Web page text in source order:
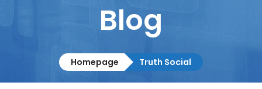
Columnistas
Contacto
Blog
Homepage Truth Social